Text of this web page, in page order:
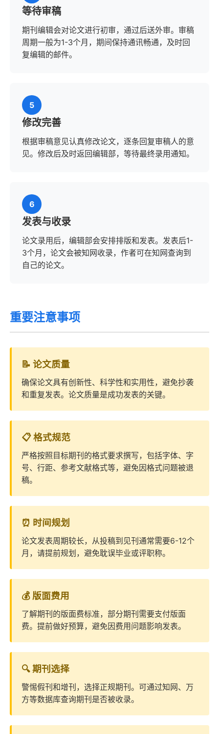
等待审稿
期刊编辑会对论文进行初审，通过后送外审。审稿
周期一般为1-3个月，期间保持通讯畅通，及时回
复编辑的邮件。
5
修改完善
根据审稿意见认真修改论文，逐条回复审稿人的意
见。修改后及时返回编辑部，等待最终录用通知。
6
发表与收录
论文录用后，编辑部会安排排版和发表。发表后1-
3个月，论文会被知网收录，作者可在知网查询到
自己的论文。
重要注意事项
📝 论文质量
确保论文具有创新性、科学性和实用性，避免抄袭
和重复发表。论文质量是成功发表的关键。
📋 格式规范
严格按照目标期刊的格式要求撰写，包括字体、字
号、行距、参考文献格式等，避免因格式问题被退
稿。
⏰ 时间规划
论文发表周期较长，从投稿到见刊通常需要6-12个
月，请提前规划，避免耽误毕业或评职称。
💰 版面费用
了解期刊的版面费标准，部分期刊需要支付版面
费。提前做好预算，避免因费用问题影响发表。
🔍 期刊选择
警惕假刊和增刊，选择正规期刊。可通过知网、万
方等数据库查询期刊是否被收录。